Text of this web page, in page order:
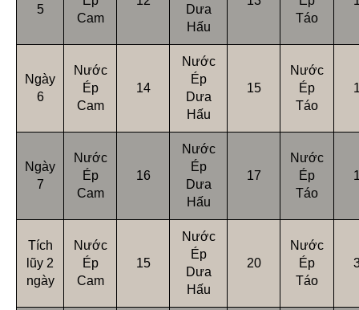
5
Cam
Dưa
Hấu
Táo
Ngày
6
Nước
Ép
Cam
14
Nước
Ép
Dưa
Hấu
15
Nước
Ép
Táo
Ngày
7
Nước
Ép
Cam
16
Nước
Ép
Dưa
Hấu
17
Nước
Ép
Táo
Tích
lũy 2
ngày
Nước
Ép
Cam
15
Nước
Ép
Dưa
Hấu
20
Nước
Ép
Táo